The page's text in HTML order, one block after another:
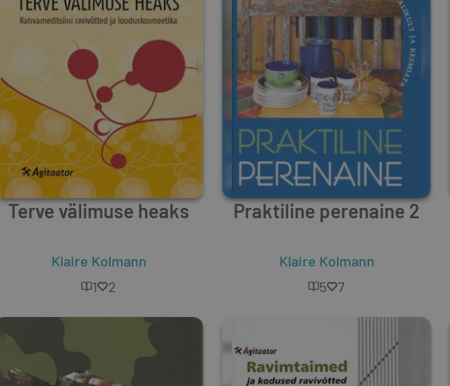
Terve välimuse heaks
Klaire Kolmann
1
2
Praktiline perenaine 2
Klaire Kolmann
5
7